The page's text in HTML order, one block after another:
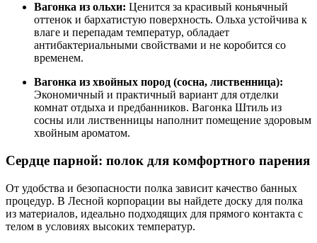
Вагонка из ольхи: Ценится за красивый коньячный
оттенок и бархатистую поверхность. Ольха устойчива к
влаге и перепадам температур, обладает
антибактериальными свойствами и не коробится со
временем.
Вагонка из хвойных пород (сосна, лиственница):
Экономичный и практичный вариант для отделки
комнат отдыха и предбанников. Вагонка Штиль из
сосны или лиственницы наполнит помещение здоровым
хвойным ароматом.
Сердце парной: полок для комфортного парения
От удобства и безопасности полка зависит качество банных
процедур. В Лесной корпорации вы найдете доску для полка
из материалов, идеально подходящих для прямого контакта с
телом в условиях высоких температур.